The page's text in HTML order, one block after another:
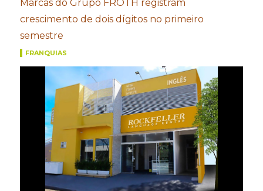
Marcas do Grupo FROTH registram
crescimento de dois dígitos no primeiro
semestre
FRANQUIAS